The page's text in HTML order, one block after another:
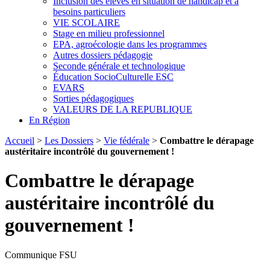
besoins particuliers
VIE SCOLAIRE
Stage en milieu professionnel
EPA, agroécologie dans les programmes
Autres dossiers pédagogie
Seconde générale et technologique
Éducation SocioCulturelle ESC
EVARS
Sorties pédagogiques
VALEURS DE LA REPUBLIQUE
En Région
Accueil > Les Dossiers > Vie fédérale > Combattre le dérapage
austéritaire incontrôlé du gouvernement !
Combattre le dérapage
austéritaire incontrôlé du
gouvernement !
Communique FSU